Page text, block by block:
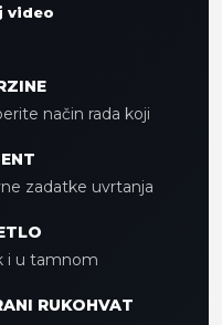
video
način rada koji
zadatke uvrtanja
i u tamnom
RUKOHVAT